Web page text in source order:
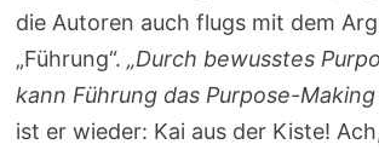
die Autoren auch flugs mit dem
„Führung“.„Durch bewusstes
kann Führung das Purpose-
ist er wieder: Kai aus der Kiste!